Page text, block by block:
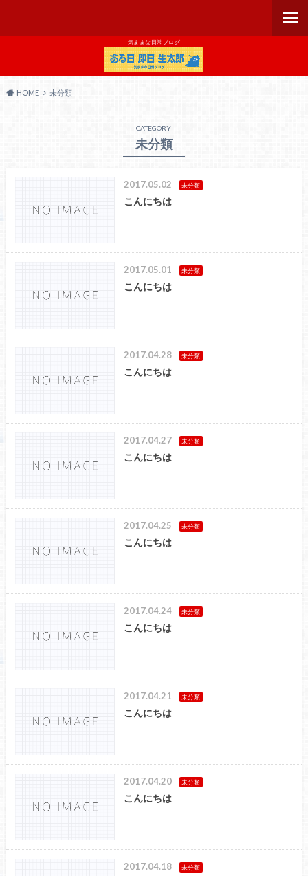
気ままな日常ブログ
HOME 未分類
CATEGORY
未分類
2017.05.02 未分類
こんにちは
2017.05.01 未分類
こんにちは
2017.04.28 未分類
こんにちは
2017.04.27 未分類
こんにちは
2017.04.25 未分類
こんにちは
2017.04.24 未分類
こんにちは
2017.04.21 未分類
こんにちは
2017.04.20 未分類
こんにちは
2017.04.18 未分類